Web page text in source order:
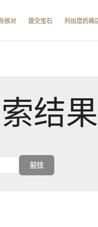
核对 提交宝石 列出您的商
结果
前往